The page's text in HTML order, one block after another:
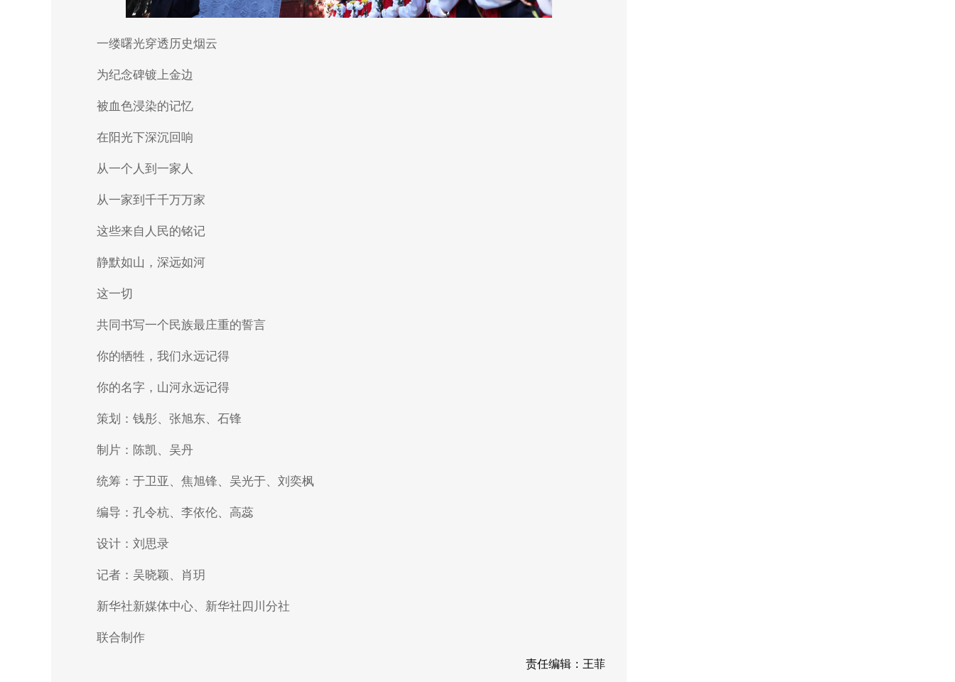
一缕曙光穿透历史烟云
为纪念碑镀上金边
被血色浸染的记忆
在阳光下深沉回响
从一个人到一家人
从一家到千千万万家
这些来自人民的铭记
静默如山，深远如河
这一切
共同书写一个民族最庄重的誓言
你的牺牲，我们永远记得
你的名字，山河永远记得
策划：钱彤、张旭东、石锋
制片：陈凯、吴丹
统筹：于卫亚、焦旭锋、吴光于、刘奕枫
编导：孔令杭、李依伦、高蕊
设计：刘思录
记者：吴晓颖、肖玥
新华社新媒体中心、新华社四川分社
联合制作
责任编辑：王菲